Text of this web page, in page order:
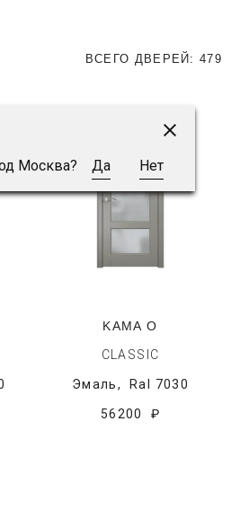
Москва? Да Нет
ВСЕГО ДВЕРЕЙ: 479
KAMA O
CLASSIC
Эмаль, Ral 7030
56200 ₽